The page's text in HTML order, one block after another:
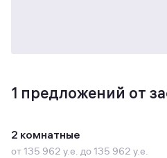
1 предложений от
2 комнатные
от 135 962 у.е. до 135 962 у.е.